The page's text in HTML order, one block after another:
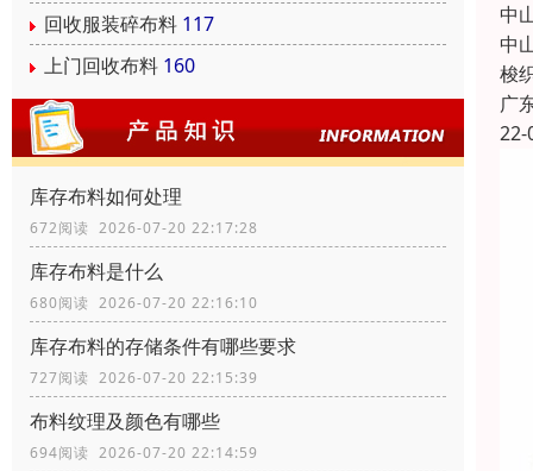
回收服装碎布料 117
上门回收布料 160
库存布料如何处理
672阅读 2026-07-20 22:17:28
库存布料是什么
680阅读 2026-07-20 22:16:10
库存布料的存储条件有哪些要求
727阅读 2026-07-20 22:15:39
布料纹理及颜色有哪些
694阅读 2026-07-20 22:14:59
中
中
梭
广
22-